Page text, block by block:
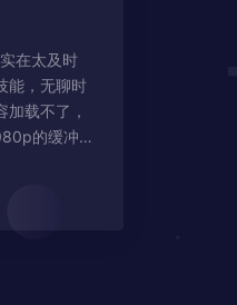
在太及时
能，无聊时
载不了，
的缓冲完